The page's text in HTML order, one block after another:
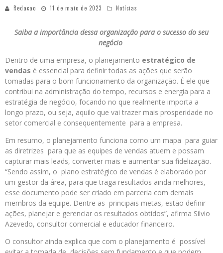
Redacao 11 de maio de 2023 Notícias
Saiba a importância dessa organização para o sucesso do seu
negócio
Dentro de uma empresa, o planejamento estratégico de
vendas é essencial para definir todas as ações que serão
tomadas para o bom funcionamento da organização. É ele que
contribui na administração do tempo, recursos e energia para a
estratégia de negócio, focando no que realmente importa a
longo prazo, ou seja, aquilo que vai trazer mais prosperidade no
setor comercial e consequentemente para a empresa.
Em resumo, o planejamento funciona como um mapa para guiar
as diretrizes para que as equipes de vendas atuem e possam
capturar mais leads, converter mais e aumentar sua fidelização.
“Sendo assim, o plano estratégico de vendas é elaborado por
um gestor da área, para que traga resultados ainda melhores,
esse documento pode ser criado em parceria com demais
membros da equipe. Dentre as principais metas, estão definir
ações, planejar e gerenciar os resultados obtidos”, afirma Silvio
Azevedo, consultor comercial e educador financeiro.
O consultor ainda explica que com o planejamento é possível